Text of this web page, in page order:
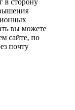
вы можете
сайте, по
почту